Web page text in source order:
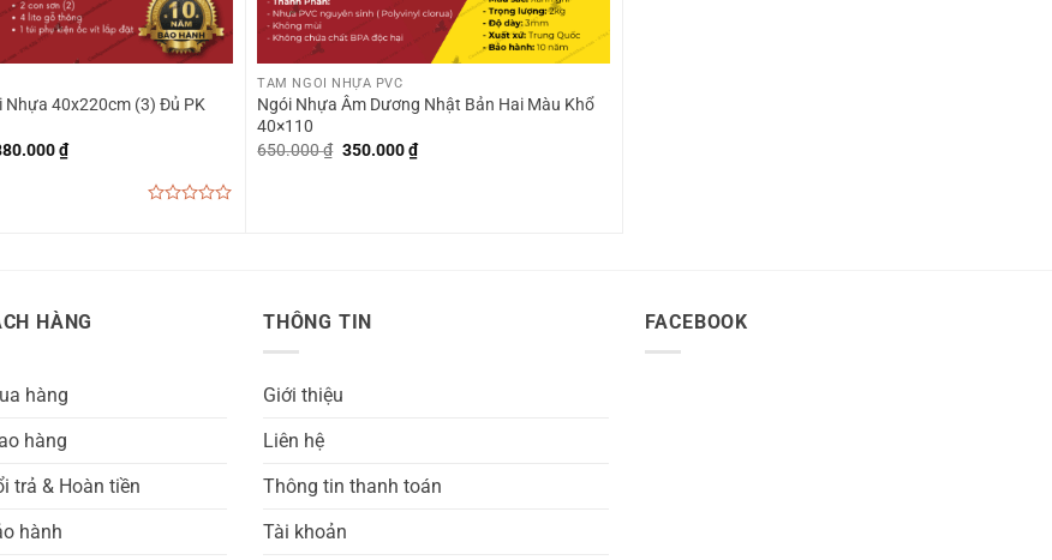
Nhựa 40x220cm (3) Đủ PK
₫Giá
hiện
+
TẤM NGÓI NHỰA PVC
Ngói Nhựa Âm Dương Nhật Bản Hai Màu Khổ
40×110
650.000₫ Giá
350.000₫Giá
hiện
HÀNG
hàng
hàng
trả & Hoàn tiền
hành
THÔNG TIN
Giới thiệu
Liên hệ
Thông tin thanh toán
Tài khoản
FACEBOOK